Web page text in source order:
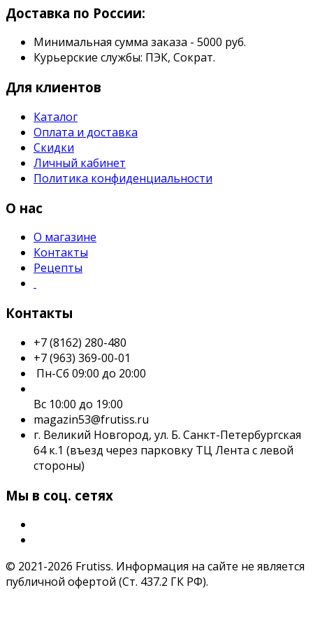
Доставка по России:
Минимальная сумма заказа - 5000 руб.
Курьерские службы: ПЭК, Сократ.
Для клиентов
Каталог
Оплата и доставка
Скидки
Личный кабинет
Политика конфиденциальности
О нас
О магазине
Контакты
Рецепты
Контакты
+7 (8162) 280-480
+7 (963) 369-00-01
Пн-Сб 09:00 до 20:00
Вс 10:00 до 19:00
magazin53@frutiss.ru
г. Великий Новгород, ул. Б. Санкт-Петербургская
64 к.1 (въезд через парковку ТЦ Лента с левой
стороны)
Мы в соц. сетях
© 2021-2026 Frutiss. Информация на сайте не является
публичной офертой (Ст. 437.2 ГК РФ).